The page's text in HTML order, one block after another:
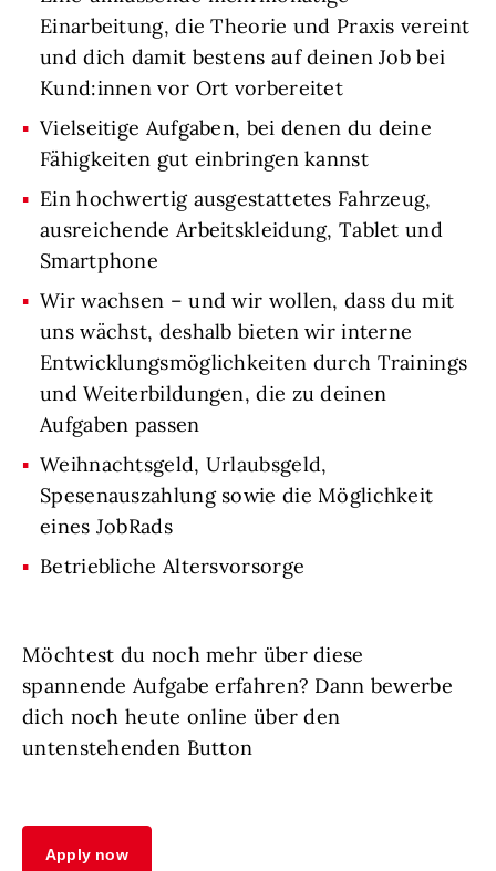
Einarbeitung, die Theorie und Praxis vereint
und dich damit bestens auf deinen Job bei
Kund:innen vor Ort vorbereitet
Vielseitige Aufgaben, bei denen du deine
Fähigkeiten gut einbringen kannst
Ein hochwertig ausgestattetes Fahrzeug,
ausreichende Arbeitskleidung, Tablet und
Smartphone
Wir wachsen – und wir wollen, dass du mit
uns wächst, deshalb bieten wir interne
Entwicklungsmöglichkeiten durch Trainings
und Weiterbildungen, die zu deinen
Aufgaben passen
Weihnachtsgeld, Urlaubsgeld,
Spesenauszahlung sowie die Möglichkeit
eines JobRads
Betriebliche Altersvorsorge
Möchtest du noch mehr über diese
spannende Aufgabe erfahren? Dann bewerbe
dich noch heute online über den
untenstehenden Button
Apply now